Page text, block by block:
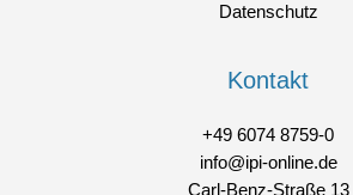
Datenschutz
Kontakt
+49 6074 8759-0
info@ipi-online.de
Carl-Benz-Straße 13